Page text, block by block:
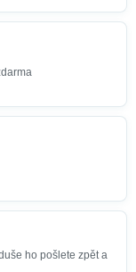
ho pošlete zpět a